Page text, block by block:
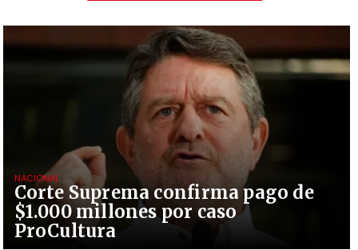
Corte Suprema confirma pago de
$1.000 millones por caso
ProCultura
NACIONAL